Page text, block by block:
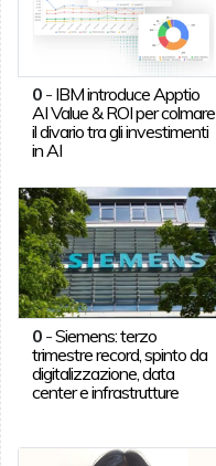
0- IBM introduce Apptio
AI Value & ROI per colmare
il divario tra gli investimenti
in AI
0-Siemens: terzo
trimestre record, spinto da
digitalizzazione, data
center e infrastrutture